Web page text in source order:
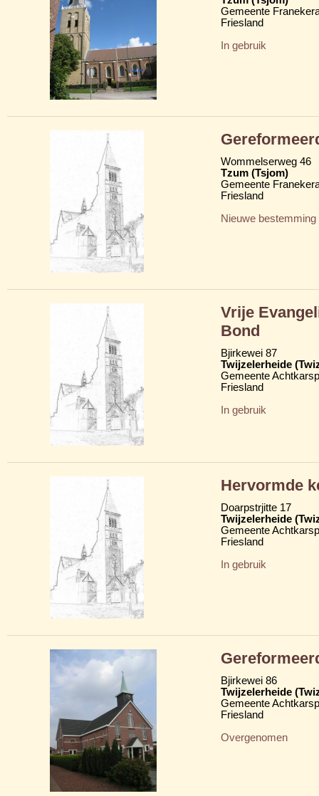
Gemeente
Friesland
In gebruik
Wommelserweg 46
Tzum (Tsjom)
Gemeente
Friesland
Nieuwe bestemming
Vrije
Bond
Bjirkewei 87
Twijzelerheide
Gemeente
Friesland
In gebruik
Hervormde
Doarpstrjitte 17
Twijzelerheide
Gemeente
Friesland
In gebruik
Bjirkewei 86
Twijzelerheide
Gemeente
Friesland
Overgenomen